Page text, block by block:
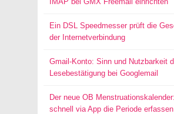
Ein DSL Speedmesser prüft die
der Internetverbindung
Gmail-Konto: Sinn und Nutzbarkeit
Lesebestätigung bei Googlemail
Der neue OB
schnell via App die Periode erfassen